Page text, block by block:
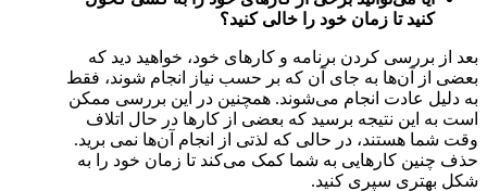
کنید تا زمان خود را خالی کنید؟
بعد از بررسی کردن برنامه و کار‌ها‌ی خود، خواهید دید که
بعضی از آن‌ها به جای آن که بر حسب نیاز انجام شوند، فقط
به دلیل عادت انجام می‌شوند. همچنین در این بررسی ممکن
است به این نتیجه برسید که بعضی از کار‌ها در حال اتلاف
وقت شما هستند، در حالی که لذتی از انجام آن‌ها نمی‌ برید.
حذف چنین کار‌هایی به شما کمک می‌کند تا زمان خود را به
شکل بهتری سپری کنید.